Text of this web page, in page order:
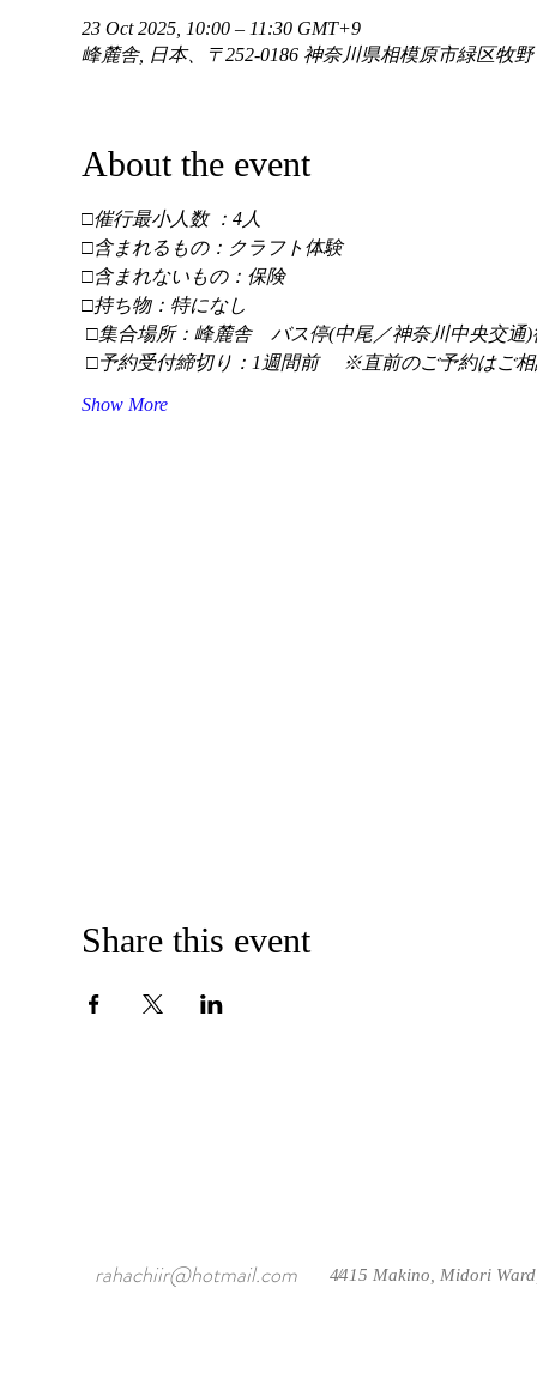
23 Oct 2025, 10:00 – 11:30 GMT+9
峰麓舎, 日本、〒252-0186 神奈川県相模原市緑区牧
About the event
□催行最小人数 ：4人
□含まれるもの：クラフト体験
□含まれないもの：保険
□持ち物：特になし
□集合場所：峰麓舎　バス停(中尾／神奈川中央交通)
□予約受付締切り：1週間前 　※直前のご予約はご
Show More
Share this event
rahachiir@hotmail.com /
4415 Makino, Midori